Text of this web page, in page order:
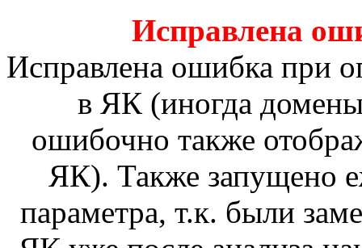
Исправлена
Исправлена ошибка при
в ЯК (иногда
ошибочно также
ЯК). Также запущено
параметра, т.к. были